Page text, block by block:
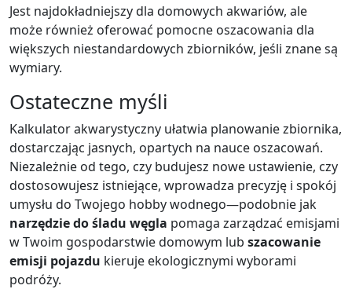
Jest najdokładniejszy dla domowych akwariów, ale
może również oferować pomocne oszacowania dla
większych niestandardowych zbiorników, jeśli znane są
wymiary.
Ostateczne myśli
Kalkulator akwarystyczny ułatwia planowanie zbiornika,
dostarczając jasnych, opartych na nauce oszacowań.
Niezależnie od tego, czy budujesz nowe ustawienie, czy
dostosowujesz istniejące, wprowadza precyzję i spokój
umysłu do Twojego hobby wodnego—podobnie jak
narzędzie do śladu węgla pomaga zarządzać emisjami
w Twoim gospodarstwie domowym lub szacowanie
emisji pojazdu kieruje ekologicznymi wyborami
podróży.